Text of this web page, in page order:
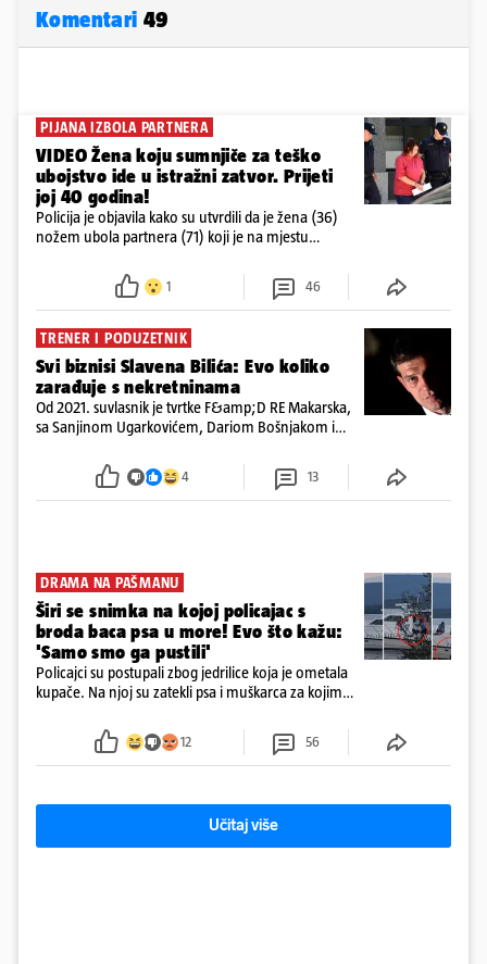
Komentari 49
PIJANA IZBOLA PARTNERA
VIDEO Žena koju sumnjiče za teško
ubojstvo ide u istražni zatvor. Prijeti
joj 40 godina!
Policija je objavila kako su utvrdili da je žena (36)
nožem ubola partnera (71) koji je na mjestu
ispitali i poslali u istražni zatvor
1 46
TRENER I PODUZETNIK
Svi biznisi Slavena Bilića: Evo koliko
zarađuje s nekretninama
Od 2021. suvlasnik je tvrtke F&amp;D RE Makarska,
sa Sanjinom Ugarkovićem, Dariom Bošnjakom i
poslovanje nekretninama, a od osnutka nema
zaposlenih
4 13
DRAMA NA PAŠMANU
Širi se snimka na kojoj policajac s
broda baca psa u more! Evo što kažu:
'Samo smo ga pustili'
Policajci su postupali zbog jedrilice koja je ometala
kupače. Na njoj su zatekli psa i muškarca za kojim
ga uhitili, a psa je preuzeo komunalni redar
12 56
Učitaj više